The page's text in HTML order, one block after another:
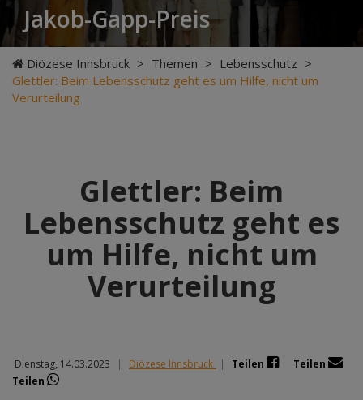
Jakob-Gapp-Preis
Diözese Innsbruck > Themen > Lebensschutz >
Glettler: Beim Lebensschutz geht es um Hilfe, nicht um
Verurteilung
Glettler: Beim
Lebensschutz geht es
um Hilfe, nicht um
Verurteilung
Dienstag, 14.03.2023 | Diözese Innsbruck | Teilen
Teilen
Teilen